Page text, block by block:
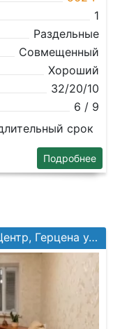
1
Раздельные
Совмещенный
Хороший
32/20/10
6 / 9
срок
Подробнее
Герцена ул, №20